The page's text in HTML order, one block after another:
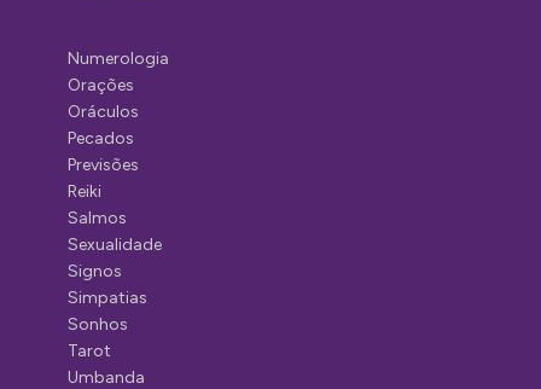
Numerologia
Orações
Oráculos
Pecados
Previsões
Reiki
Salmos
Sexualidade
Signos
Simpatias
Sonhos
Tarot
Umbanda